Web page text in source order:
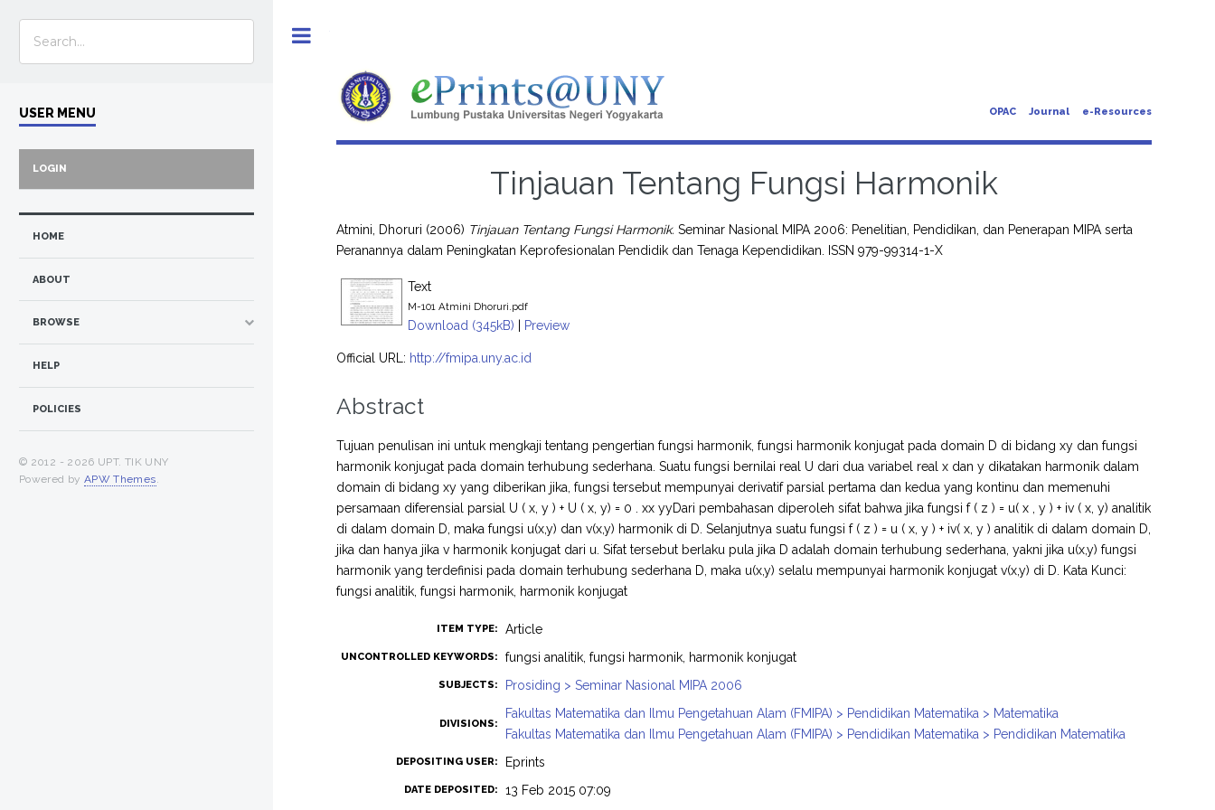
OPAC Journal e-Resources
Tinjauan Tentang Fungsi Harmonik
Atmini, Dhoruri (2006) Tinjauan Tentang Fungsi Harmonik. Seminar Nasional MIPA 2006: Penelitian, Pendidikan, dan Penerapan MIPA serta
Peranannya dalam Peningkatan Keprofesionalan Pendidik dan Tenaga Kependidikan. ISSN 979-99314-1-X
Text
M-101 Atmini Dhoruri.pdf
Download (345kB) | Preview
Official URL: http://fmipa.uny.ac.id
Abstract
Tujuan penulisan ini untuk mengkaji tentang pengertian fungsi harmonik, fungsi harmonik konjugat pada domain D di bidang xy dan fungsi
harmonik konjugat pada domain terhubung sederhana. Suatu fungsi bernilai real U dari dua variabel real x dan y dikatakan harmonik dalam
domain di bidang xy yang diberikan jika, fungsi tersebut mempunyai derivatif parsial pertama dan kedua yang kontinu dan memenuhi
persamaan diferensial parsial U ( x, y ) + U ( x, y) = 0 . xx yyDari pembahasan diperoleh sifat bahwa jika fungsi f ( z ) = u( x , y ) + iv ( x, y) analitik
di dalam domain D, maka fungsi u(x,y) dan v(x,y) harmonik di D. Selanjutnya suatu fungsi f ( z ) = u ( x, y ) + iv( x, y ) analitik di dalam domain D,
jika dan hanya jika v harmonik konjugat dari u. Sifat tersebut berlaku pula jika D adalah domain terhubung sederhana, yakni jika u(x,y) fungsi
harmonik yang terdefinisi pada domain terhubung sederhana D, maka u(x,y) selalu mempunyai harmonik konjugat v(x,y) di D. Kata Kunci:
fungsi analitik, fungsi harmonik, harmonik konjugat
ITEM TYPE: Article
UNCONTROLLED KEYWORDS: fungsi analitik, fungsi harmonik, harmonik konjugat
SUBJECTS: Prosiding > Seminar Nasional MIPA 2006
DIVISIONS:
Fakultas Matematika dan Ilmu Pengetahuan Alam (FMIPA) > Pendidikan Matematika > Matematika
Fakultas Matematika dan Ilmu Pengetahuan Alam (FMIPA) > Pendidikan Matematika > Pendidikan Matematika
DEPOSITING USER: Eprints
DATE DEPOSITED: 13 Feb 2015 07:09
USER MENU
LOGIN
HOME
ABOUT
BROWSE
HELP
POLICIES
© 2012 - 2026 UPT. TIK UNY
Powered by APW Themes